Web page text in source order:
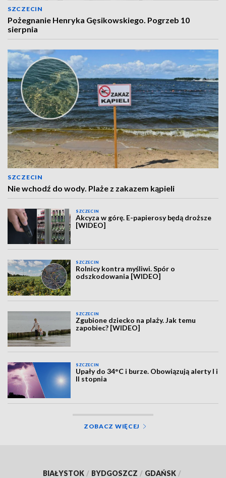
SZCZECIN
Pożegnanie Henryka Gęsikowskiego. Pogrzeb 10
sierpnia
SZCZECIN
Nie wchodź do wody. Plaże z zakazem kąpieli
SZCZECIN
Akcyza w górę. E-papierosy będą droższe
[WIDEO]
SZCZECIN
Rolnicy kontra myśliwi. Spór o
odszkodowania [WIDEO]
SZCZECIN
Zgubione dziecko na plaży. Jak temu
zapobiec? [WIDEO]
SZCZECIN
Upały do 34°C i burze. Obowiązują alerty I i
II stopnia
ZOBACZ WIĘCEJ
BIAŁYSTOK / BYDGOSZCZ / GDAŃSK /